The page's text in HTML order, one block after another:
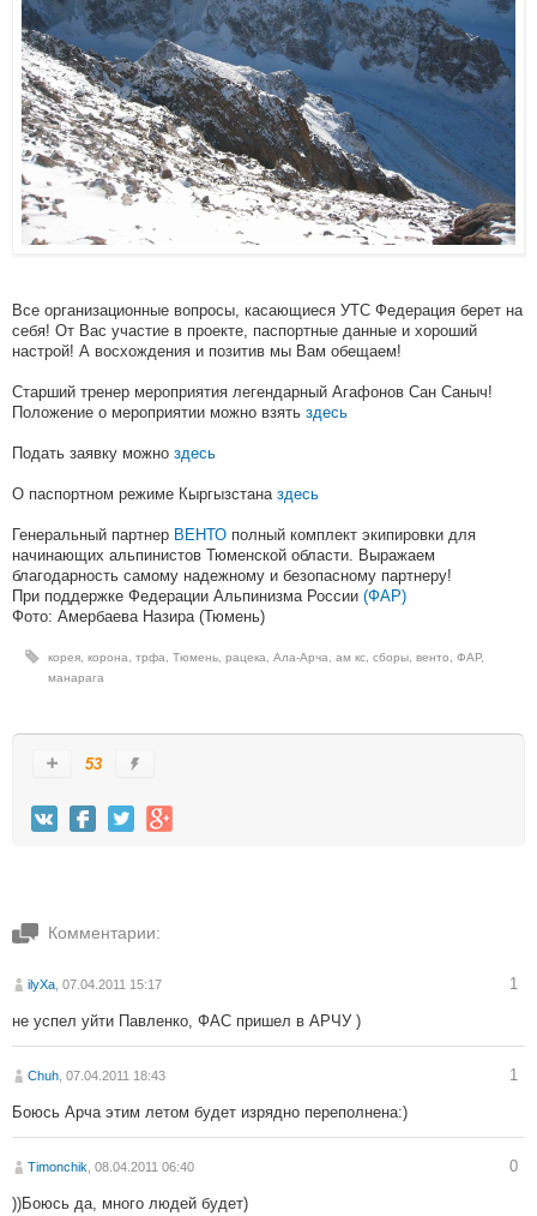
Все организационные вопросы, касающиеся УТС Федерация берет на
себя! От Вас участие в проекте, паспортные данные и хороший
настрой! А восхождения и позитив мы Вам обещаем!
Старший тренер мероприятия легендарный Агафонов Сан Саныч!
Положение о мероприятии можно взять здесь
Подать заявку можно здесь
О паспортном режиме Кыргызстана здесь
Генеральный партнер ВЕНТО полный комплект экипировки для
начинающих альпинистов Тюменской области. Выражаем
благодарность самому надежному и безопасному партнеру!
При поддержке Федерации Альпинизма России (ФАР)
Фото: Амербаева Назира (Тюмень)
корея корона трфа Тюмень рацека Ала-Арча ам кс сборы венто ФАР,
манарага
53
Комментарии:
ilyXa , 07.04.2011 15:17 1
не успел уйти Павленко, ФАС пришел в АРЧУ )
Chuh , 07.04.2011 18:43 1
Боюсь Арча этим летом будет изрядно переполнена:)
Timonchik , 08.04.2011 06:40 0
))Боюсь да, много людей будет)